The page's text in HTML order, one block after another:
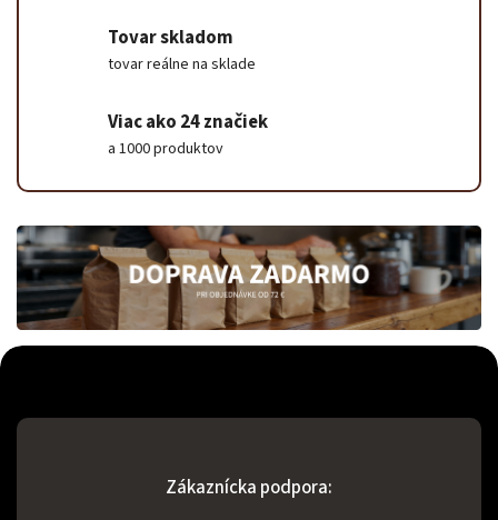
Tovar skladom
tovar reálne na sklade
Viac ako 24 značiek
a 1000 produktov
Zákaznícka podpora: